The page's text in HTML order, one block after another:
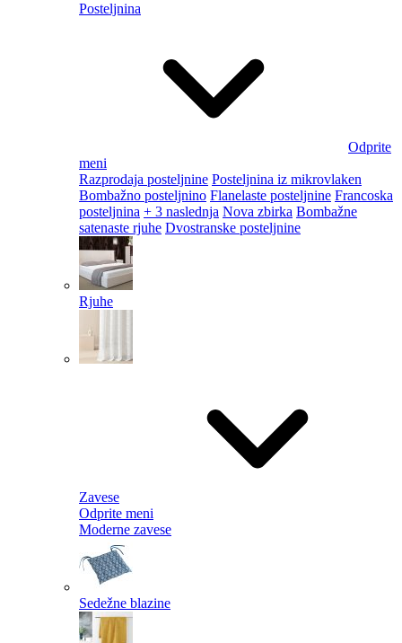
Posteljnina
Odprite
meni
Razprodaja posteljnine Posteljnina iz mikrovlaken
Bombažno posteljnino Flanelaste posteljnine Francoska
posteljnina + 3 naslednja Nova zbirka Bombažne
satenaste rjuhe Dvostranske posteljnine
Rjuhe
Zavese
Odprite meni
Moderne zavese
Sedežne blazine